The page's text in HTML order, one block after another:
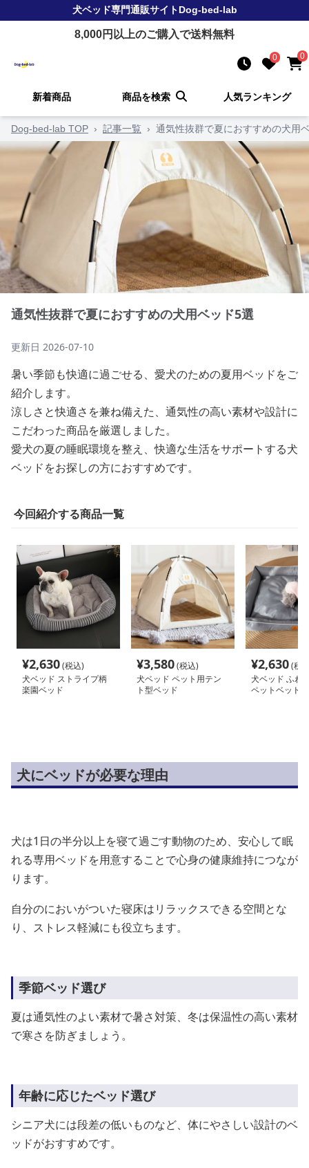
犬ベッド専門通販サイトDog-bed-lab
8,000円以上のご購入で送料無料
0 0
新着商品 商品を検索 人気ランキング
Dog-bed-lab TOP › 記事一覧 › 通気性抜群で夏におすすめの犬用
通気性抜群で夏におすすめの犬用ベッド5選
更新日 2026-07-10
暑い季節も快適に過ごせる、愛犬のための夏用ベッドをご
紹介します。
涼しさと快適さを兼ね備えた、通気性の高い素材や設計に
こだわった商品を厳選しました。
愛犬の夏の睡眠環境を整え、快適な生活をサポートする犬
ベッドをお探しの方におすすめです。
今回紹介する商品一覧
¥2,630(税込)
犬ベッド ストライプ柄
楽園ベッド
¥3,580(税込)
犬ベッド ペット用テン
ト型ベッド
¥2,630(税
犬ベッド ふわ
ペットベッド
犬にベッドが必要な理由
犬は1日の半分以上を寝て過ごす動物のため、安心して眠
れる専用ベッドを用意することで心身の健康維持につなが
ります。
自分のにおいがついた寝床はリラックスできる空間とな
り、ストレス軽減にも役立ちます。
季節ベッド選び
夏は通気性のよい素材で暑さ対策、冬は保温性の高い素材
で寒さを防ぎましょう。
年齢に応じたベッド選び
シニア犬には段差の低いものなど、体にやさしい設計のベ
ッドがおすすめです。